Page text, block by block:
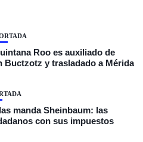
Roo es auxiliado de
Buctzotz y trasladado a Mérida
manda Sheinbaum: las
con sus impuestos